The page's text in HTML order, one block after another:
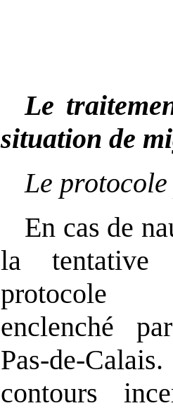
Le
situation de
Le
En cas de
la tentative
protocole
enclenché
contours